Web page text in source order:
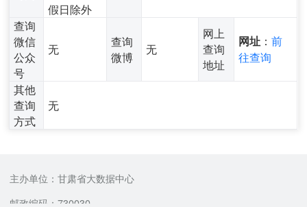
假日除外
查询
微信
公众
号
无
查询
微博
无
网上
查询
地址
网址 ：前
往查询
其他
查询
方式
无
主办单位：甘肃省大数据中心
邮政编码：730030